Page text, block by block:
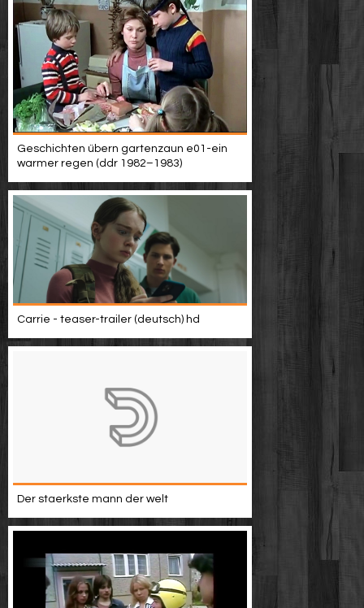
Geschichten übern gartenzaun e01-ein
warmer regen (ddr 1982–1983)
Carrie - teaser-trailer (deutsch) hd
Der staerkste mann der welt